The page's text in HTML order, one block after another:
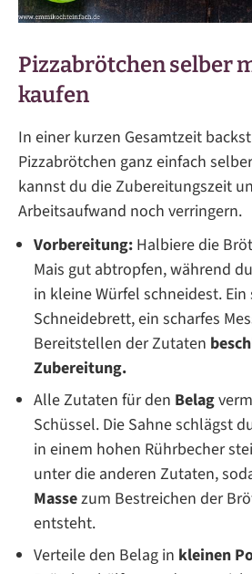
Pizzabrötchen selber
kaufen
In einer kurzen Gesamtzeit
Pizzabrötchen ganz einfach
kannst du die Zubereitungszeit
Arbeitsaufwand noch verringern.
Vorbereitung: Halbiere die
Mais gut abtropfen, während
in kleine Würfel schneidest. Ein
Schneidebrett, ein scharfes
Bereitstellen der Zutaten
Zubereitung.
Alle Zutaten für den Belag
Schüssel. Die Sahne schlägst
in einem hohen Rührbecher
unter die anderen Zutaten,
Massezum Bestreichen der
entsteht.
Verteile den Belag in kleinen